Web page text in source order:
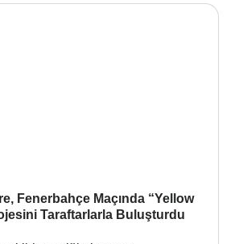
Fenerbahçe Maçında “Yellow
Taraftarlarla Buluşturdu